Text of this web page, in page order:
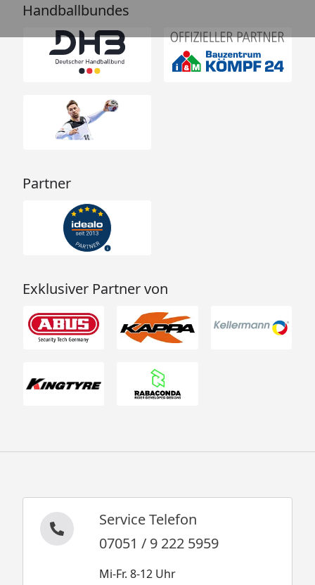
Handballbundes
Partner
Exklusiver Partner von
Service Telefon
07051 / 9 222 5959
Mi-Fr. 8-12 Uhr